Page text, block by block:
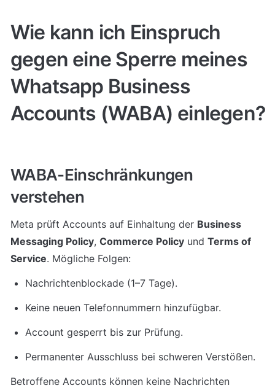
Wie kann ich Einspruch
gegen eine Sperre meines
Whatsapp Business
Accounts (WABA) einlegen?
WABA-Einschränkungen
verstehen
Meta prüft Accounts auf Einhaltung der Business
Messaging Policy, Commerce Policy und Terms of
Service. Mögliche Folgen:
Nachrichtenblockade (1–7 Tage).
Keine neuen Telefonnummern hinzufügbar.
Account gesperrt bis zur Prüfung.
Permanenter Ausschluss bei schweren Verstößen.
Betroffene Accounts können keine Nachrichten